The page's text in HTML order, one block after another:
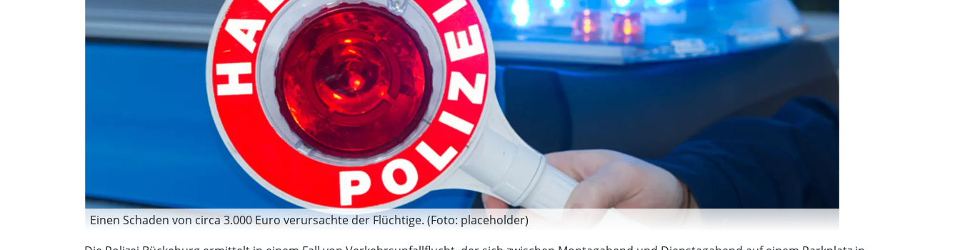
Einen Schaden von circa 3.000 Euro verursachte der Flüchtige. (Foto: placeholder)